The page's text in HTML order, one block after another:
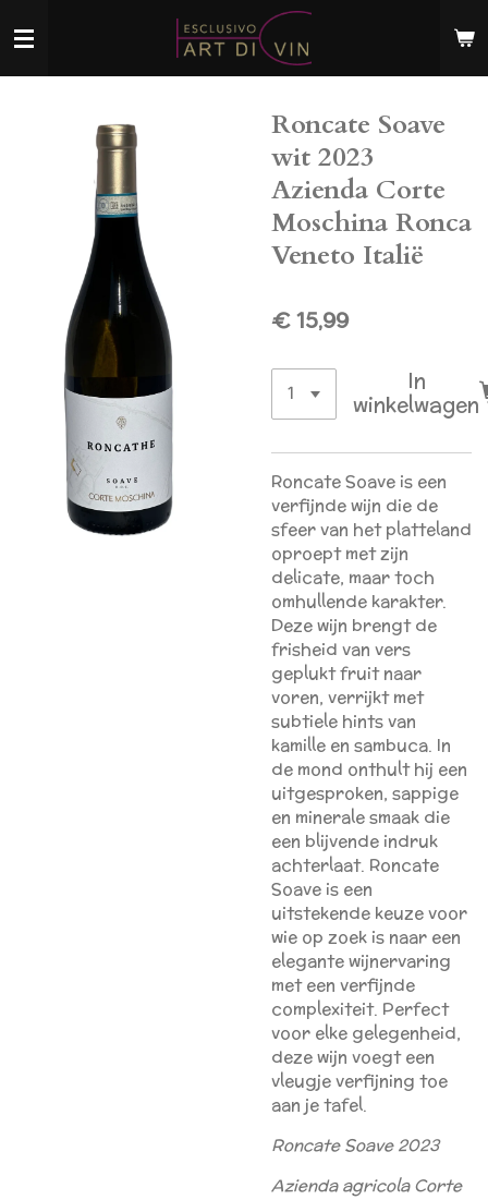
direct
Roncate Soave
wit 2023
Azienda Corte
Moschina Ronca
Veneto Italië
€ 15,99
In
winkelwagen
Roncate Soave is een
verfijnde wijn die de
sfeer van het platteland
oproept met zijn
delicate, maar toch
omhullende karakter.
Deze wijn brengt de
frisheid van vers
geplukt fruit naar
voren, verrijkt met
subtiele hints van
kamille en sambuca. In
de mond onthult hij een
uitgesproken, sappige
en minerale smaak die
een blijvende indruk
achterlaat. Roncate
Soave is een
uitstekende keuze voor
wie op zoek is naar een
elegante wijnervaring
met een verfijnde
complexiteit. Perfect
voor elke gelegenheid,
deze wijn voegt een
vleugje verfijning toe
aan je tafel.
Roncate Soave 2023
Azienda agricola Corte